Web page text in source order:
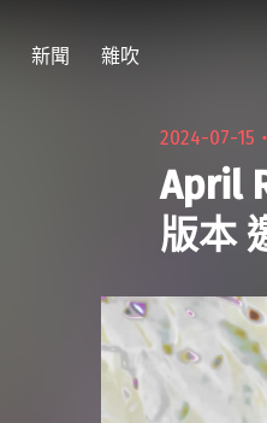
新聞 雜吹
2024-07-15
April
版本